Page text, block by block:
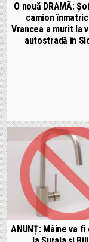
O nouă DRAMĂ:
camion
Vrancea a murit la
autostradă în
ANUNȚ: Mâine va